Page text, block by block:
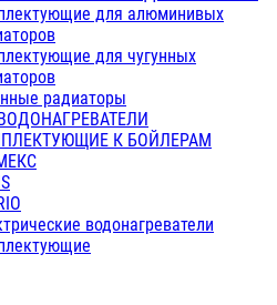
для алюминивых
для чугунных
радиаторы
К БОЙЛЕРАМ
водонагреватели